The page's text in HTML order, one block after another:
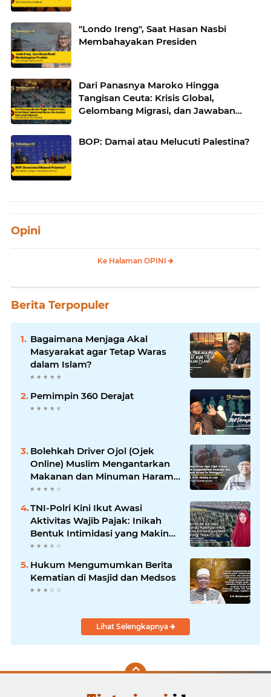
"Londo Ireng", Saat Hasan Nasbi
Membahayakan Presiden
Dari Panasnya Maroko Hingga
Tangisan Ceuta: Krisis Global,
Gelombang Migrasi, dan Jawaban
BOP: Damai atau Melucuti Palestina?
Opini
Ke Halaman OPINI
Berita Terpopuler
Bagaimana Menjaga Akal
Masyarakat agar Tetap Waras
dalam Islam?
Pemimpin 360 Derajat
Bolehkah Driver Ojol (Ojek
Online) Muslim Mengantarkan
Makanan dan Minuman Haram
ke Pelanggan?
TNI-Polri Kini Ikut Awasi
Aktivitas Wajib Pajak: Inikah
Bentuk Intimidasi yang Makin
Menekan Rakyat?
Hukum Mengumumkan Berita
Kematian di Masjid dan Medsos
Lihat Selengkapnya